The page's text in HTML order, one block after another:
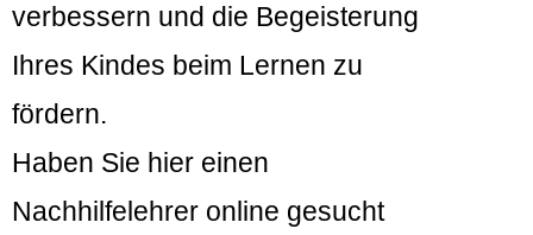
verbessern und die Begeisterung
Ihres Kindes beim Lernen zu
fördern.
Haben Sie hier einen
Nachhilfelehrer online gesucht